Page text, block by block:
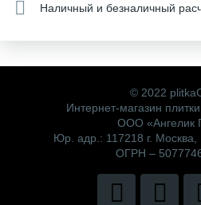
Наличный и безналичный
© 2022
Интернет-магазин
ООО «Ангелик
Юр. адр.: 117218 г.
ОГРН –